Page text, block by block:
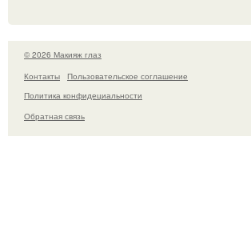
© 2026 Макияж глаз
Контакты
Пользовательское соглашение
Политика конфидециальности
Обратная связь